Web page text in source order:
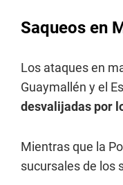
Saqueos en
Los ataques en
Guaymallén y el
desvalijadas por
Mientras que la
sucursales de los